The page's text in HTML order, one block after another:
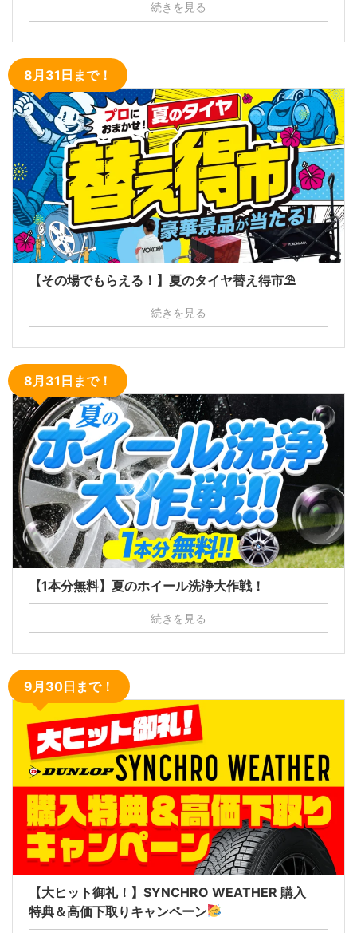
続きを見る
8月31日まで！
【その場でもらえる！】夏のタイヤ替え得市⛱
続きを見る
8月31日まで！
【1本分無料】夏のホイール洗浄大作戦！
続きを見る
9月30日まで！
【大ヒット御礼！】SYNCHRO WEATHER 購入
特典＆高価下取りキャンペーン